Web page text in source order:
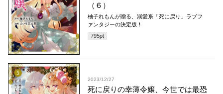
（６）
柚子れもんが贈る、溺愛系「死に戻り」ラブフ
ァンタジーの決定版！
795pt
2023/12/27
死に戻りの幸薄令嬢、今世では最恐